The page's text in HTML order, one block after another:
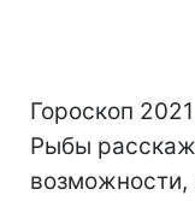
Гороскоп
Рыбы